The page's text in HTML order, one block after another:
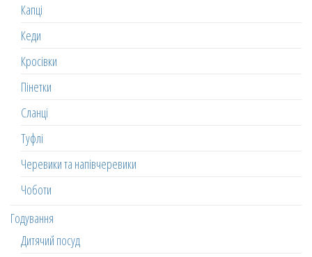
Капці
Кеди
Кросівки
Пінетки
Сланці
Туфлі
Черевики та напівчеревики
Чоботи
Годування
Дитячий посуд